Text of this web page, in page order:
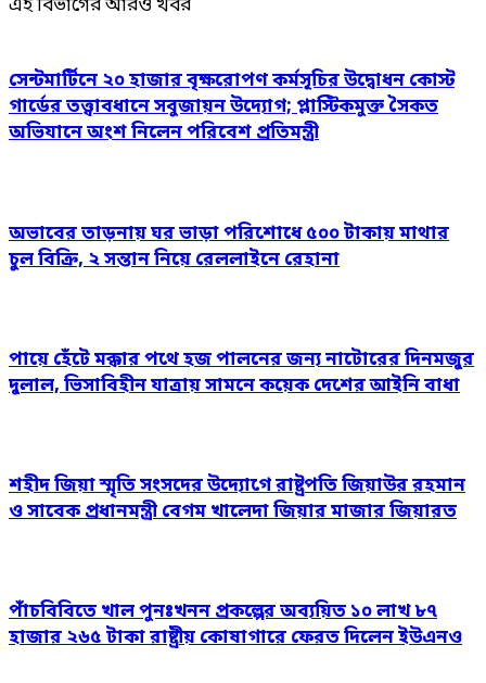
এই বিভাগের আরও খবর
সেন্টমার্টিনে ২০ হাজার বৃক্ষরোপণ কর্মসূচির উদ্বোধন কোস্ট
গার্ডের তত্ত্বাবধানে সবুজায়ন উদ্যোগ; প্লাস্টিকমুক্ত সৈকত
অভিযানে অংশ নিলেন পরিবেশ প্রতিমন্ত্রী
অভাবের তাড়নায় ঘর ভাড়া পরিশোধে ৫০০ টাকায় মাথার
চুল বিক্রি, ২ সন্তান নিয়ে রেললাইনে রেহানা
পায়ে হেঁটে মক্কার পথে হজ পালনের জন্য নাটোরের দিনমজুর
দুলাল, ভিসাবিহীন যাত্রায় সামনে কয়েক দেশের আইনি বাধা
শহীদ জিয়া স্মৃতি সংসদের উদ্যোগে রাষ্ট্রপতি জিয়াউর রহমান
ও সাবেক প্রধানমন্ত্রী বেগম খালেদা জিয়ার মাজার জিয়ারত
পাঁচবিবিতে খাল পুনঃখনন প্রকল্পের অব্যয়িত ১০ লাখ ৮৭
হাজার ২৬৫ টাকা রাষ্ট্রীয় কোষাগারে ফেরত দিলেন ইউএনও